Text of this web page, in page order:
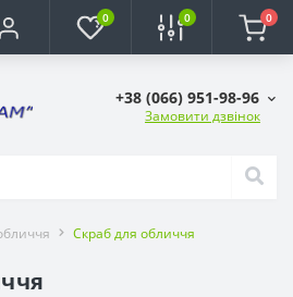
0 0 0
+38 (066) 951-98-96
Замовити дзвінок
Скраб для обличчя